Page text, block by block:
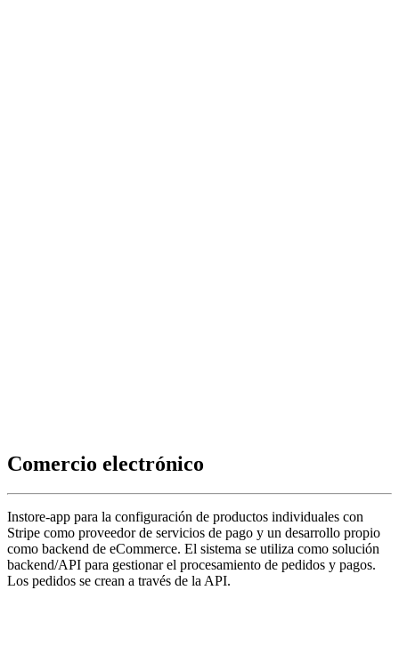
Comercio electrónico
Instore-app para la configuración de productos individuales con
Stripe como proveedor de servicios de pago y un desarrollo propio
como backend de eCommerce. El sistema se utiliza como solución
backend/API para gestionar el procesamiento de pedidos y pagos.
Los pedidos se crean a través de la API.